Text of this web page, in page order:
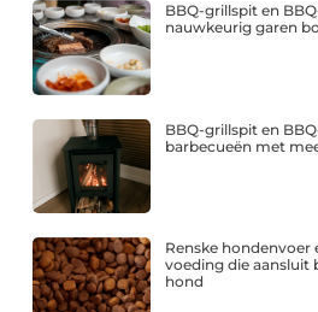
BBQ-grillspit en
nauwkeurig garen
BBQ-grillspit en
barbecueën met
Renske hondenvoer
voeding die aansluit
hond